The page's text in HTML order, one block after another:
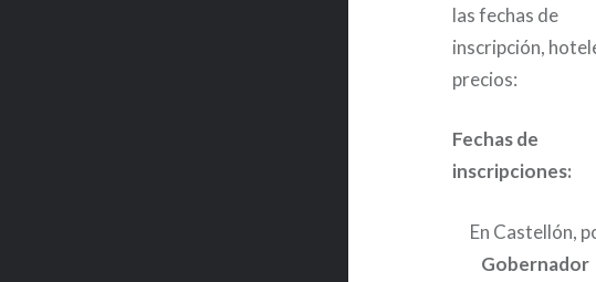
las fechas de
inscripción,
precios:
Fechas de
inscripciones:
En Castellón,
Gobernador